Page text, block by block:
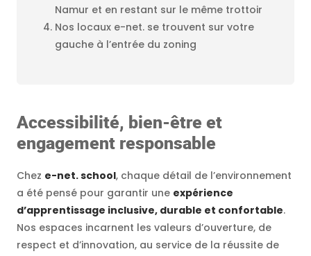
Namur et en restant sur le même trottoir
Nos locaux e-net. se trouvent sur votre
gauche à l’entrée du zoning
Accessibilité, bien-être et
engagement responsable
Chez e-net. school, chaque détail de l’environnement
a été pensé pour garantir une expérience
d’apprentissage inclusive, durable et confortable.
Nos espaces incarnent les valeurs d’ouverture, de
respect et d’innovation, au service de la réussite de